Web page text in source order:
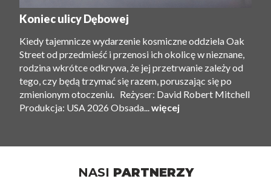
Koniec ulicy Dębowej
Kiedy tajemnicze wydarzenie kosmiczne oddziela Oak
Street od przedmieść i przenosi ich okolicę w nieznane,
rodzina wkrótce odkrywa, że ​​jej przetrwanie zależy od
tego, czy będą trzymać się razem, poruszając się po
zmienionym otoczeniu. Reżyser: David Robert Mitchell
Produkcja: USA 2026 Obsada... więcej
NASI PARTNERZY